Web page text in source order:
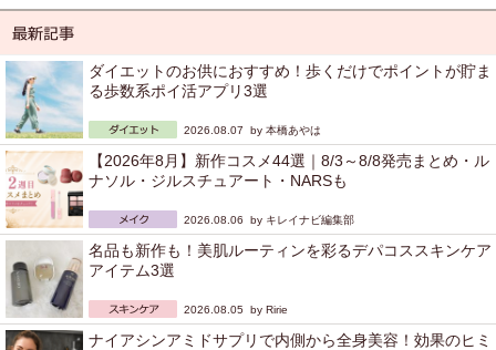
ダイエットのお供におすすめ！歩くだけでポイントが貯ま
る歩数系ポイ活アプリ3選
2026.08.07 by 本橋あやは
【2026年8月】新作コスメ44選｜8/3～8/8発売まとめ・ル
ナソル・ジルスチュアート・NARSも
2026.08.06 by キレイナビ編集部
名品も新作も！美肌ルーティンを彩るデパコススキンケア
アイテム3選
2026.08.05 by Ririe
ナイアシンアミドサプリで内側から全身美容！効果のヒミ